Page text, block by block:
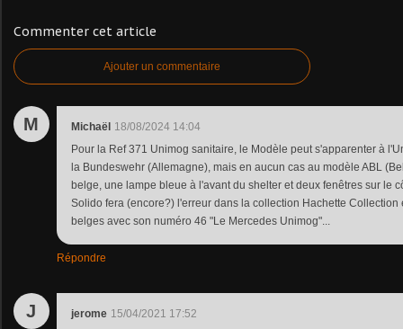
Commenter cet article
Ajouter un commentaire
M Michaël 18/08/2024 14:04
Pour la Ref 371 Unimog sanitaire, le Modèle peut s'apparenter à
la Bundeswehr (Allemagne), mais en aucun cas au modèle ABL
belge, une lampe bleue à l'avant du shelter et deux fenêtres sur le
Solido fera (encore?) l'erreur dans la collection Hachette Collection
belges avec son numéro 46 "Le Mercedes Unimog"...
Répondre
J jerome 15/04/2021 17:52